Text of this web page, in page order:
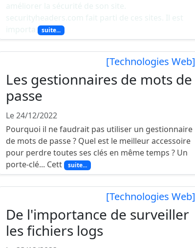
améliorer la sécurité de son site.
securityheaders.com fait parti de ces sites. Il est
importa suite...
[Technologies Web]
Les gestionnaires de mots de
passe
Le 24/12/2022
Pourquoi il ne faudrait pas utiliser un gestionnaire
de mots de passe ? Quel est le meilleur accessoire
pour perdre toutes ses clés en même temps ? Un
porte-clé... Cett suite...
[Technologies Web]
De l'importance de surveiller
les fichiers logs